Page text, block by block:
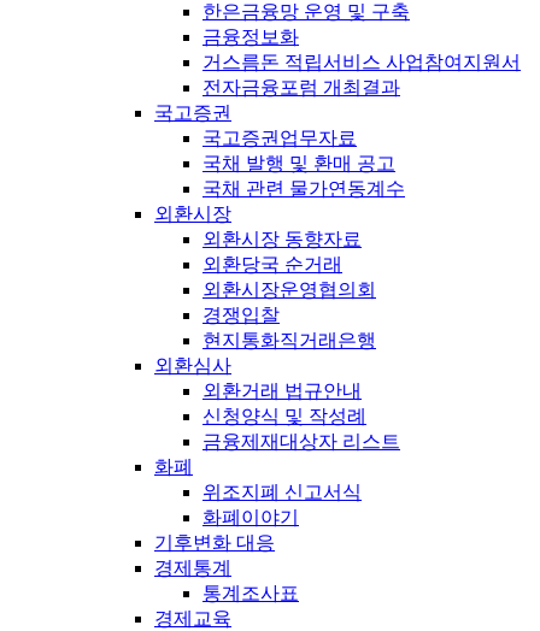
한은금융망 운영 및 구축
금융정보화
거스름돈 적립서비스 사업참여지원서
전자금융포럼 개최결과
국고증권
국고증권업무자료
국채 발행 및 환매 공고
국채 관련 물가연동계수
외환시장
외환시장 동향자료
외환당국 순거래
외환시장운영협의회
경쟁입찰
현지통화직거래은행
외환심사
외환거래 법규안내
신청양식 및 작성례
금융제재대상자 리스트
화폐
위조지폐 신고서식
화폐이야기
기후변화 대응
경제통계
통계조사표
경제교육